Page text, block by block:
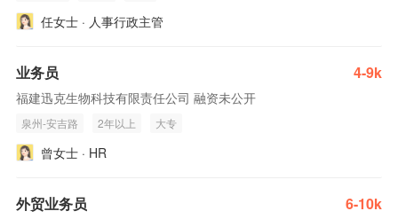
任女士 · 人事行政主管
业务员 4-9k
福建迅克生物科技有限责任公司 融资未公开
泉州-安吉路 2年以上 大专
曾女士 · HR
外贸业务员 6-10k